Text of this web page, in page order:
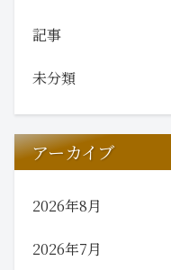
記事
未分類
アーカイブ
2026年8月
2026年7月